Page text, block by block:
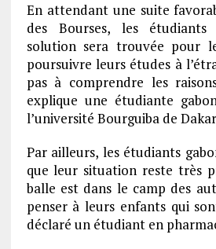
En attendant une suite
des Bourses, les étudiants
solution sera trouvée pour
poursuivre leurs études à
pas à comprendre les
explique une étudiante
l’université Bourguiba de
Par ailleurs, les étudiants
que leur situation reste très
balle est dans le camp des
penser à leurs enfants qui
déclaré un étudiant en